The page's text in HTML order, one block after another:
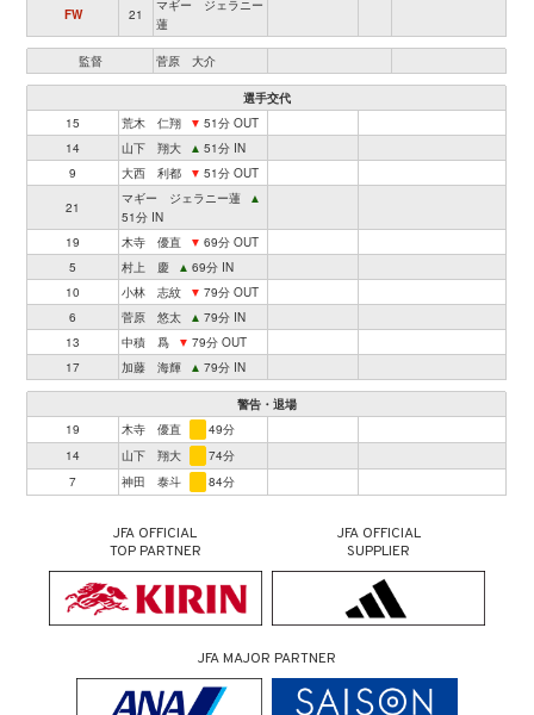
FW 21
マギー ジェラニー
蓮
監督 菅原 大介
選手交代
15
荒木 仁翔 ▼ 51分 OUT
14
山下 翔大 ▲ 51分 IN
9
大西 利都 ▼ 51分 OUT
21
マギー ジェラニー蓮
▲
51分 IN
19
木寺 優直 ▼ 69分 OUT
5
村上 慶 ▲ 69分 IN
10
小林 志紋 ▼ 79分 OUT
6
菅原 悠太 ▲ 79分 IN
13
中積 爲 ▼ 79分 OUT
17
加藤 海輝 ▲ 79分 IN
警告・退場
19
木寺 優直
49分
14
山下 翔大
74分
7
神田 泰斗 84分
JFA OFFICIAL
TOP PARTNER
JFA OFFICIAL
SUPPLIER
JFA MAJOR PARTNER